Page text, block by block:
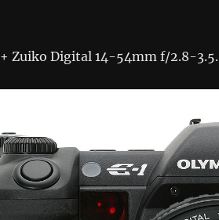
+ Zuiko Digital 14-54mm f/2.8-3.5.